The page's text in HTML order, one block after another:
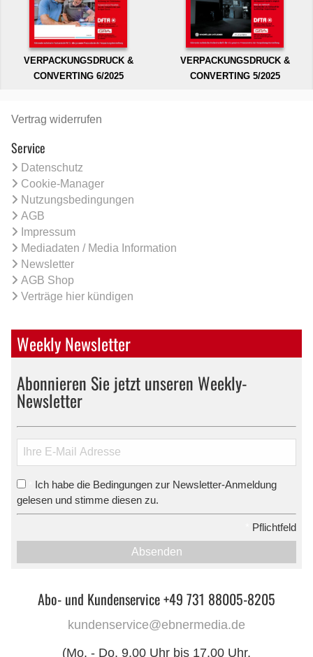
VERPACKUNGSDRUCK &
CONVERTING 6/2025
VERPACKUNGSDRUCK &
CONVERTING 5/2025
Vertrag widerrufen
Service
Datenschutz
Cookie-Manager
Nutzungsbedingungen
AGB
Impressum
Mediadaten / Media Information
Newsletter
AGB Shop
Verträge hier kündigen
Weekly Newsletter
Abonnieren Sie jetzt unseren Weekly-
Newsletter
Ich habe die Bedingungen zur Newsletter-Anmeldung
gelesen und stimme diesen zu.
Pflichtfeld
Absenden
Abo- und Kundenservice +49 731 88005-8205
kundenservice@ebnermedia.de
(Mo. - Do. 9.00 Uhr bis 17.00 Uhr,